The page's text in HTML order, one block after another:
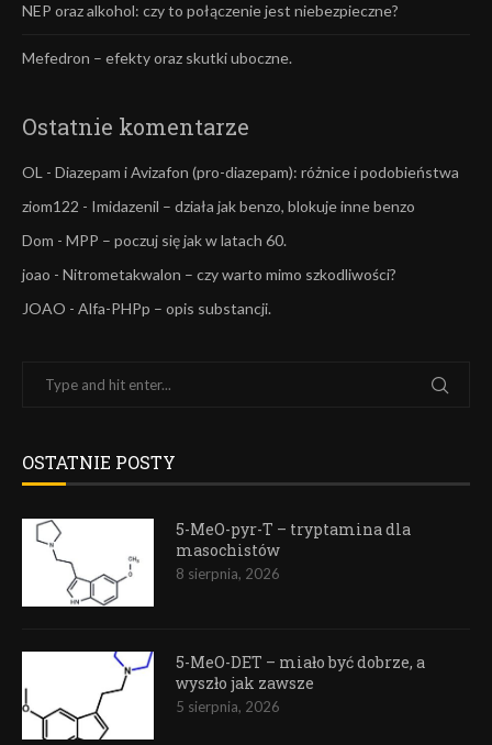
NEP oraz alkohol: czy to połączenie jest niebezpieczne?
Mefedron – efekty oraz skutki uboczne.
Ostatnie komentarze
OL - Diazepam i Avizafon (pro-diazepam): różnice i podobieństwa
ziom122 - Imidazenil – działa jak benzo, blokuje inne benzo
Dom - MPP – poczuj się jak w latach 60.
joao - Nitrometakwalon – czy warto mimo szkodliwości?
JOAO - Alfa-PHPp – opis substancji.
OSTATNIE POSTY
5-MeO-pyr-T – tryptamina dla
masochistów
8 sierpnia, 2026
5-MeO-DET – miało być dobrze, a
wyszło jak zawsze
5 sierpnia, 2026